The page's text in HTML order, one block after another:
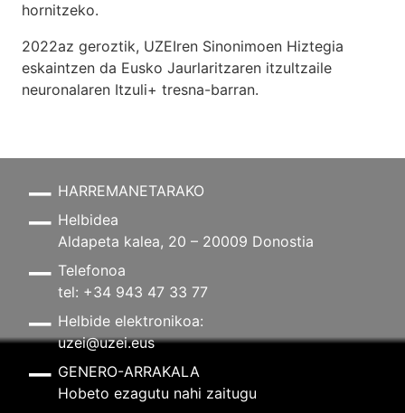
hornitzeko.
2022az geroztik, UZEIren Sinonimoen Hiztegia
eskaintzen da Eusko Jaurlaritzaren itzultzaile
neuronalaren Itzuli+ tresna-barran.
HARREMANETARAKO
Helbidea
Aldapeta kalea, 20 – 20009 Donostia
Telefonoa
tel: +34 943 47 33 77
Helbide elektronikoa:
uzei@uzei.eus
GENERO-ARRAKALA
Hobeto ezagutu nahi zaitugu